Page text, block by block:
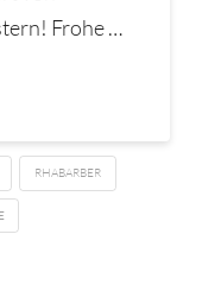
Frohe …
RHABARBER